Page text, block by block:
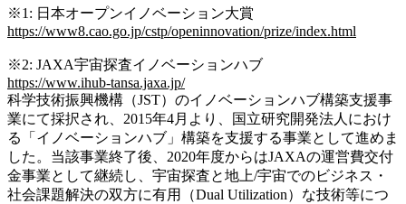
※1: 日本オープンイノベーション大賞
https://www8.cao.go.jp/cstp/openinnovation/prize/index.html
※2: JAXA宇宙探査イノベーションハブ
https://www.ihub-tansa.jaxa.jp/
科学技術振興機構（JST）のイノベーションハブ構築支援事
業にて採択され、2015年4月より、国立研究開発法人におけ
る「イノベーションハブ」構築を支援する事業として進めま
した。当該事業終了後、2020年度からはJAXAの運営費交付
金事業として継続し、宇宙探査と地上/宇宙でのビジネス・
社会課題解決の双方に有用（Dual Utilization）な技術等につ